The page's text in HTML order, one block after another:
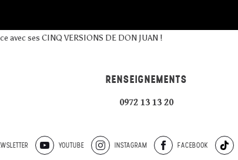
avec ses CINQ VERSIONS DE DON JUAN !
RENSEIGNEMENTS
0972 13 13 20
YOUTUBE INSTAGRAM FACEBOOK